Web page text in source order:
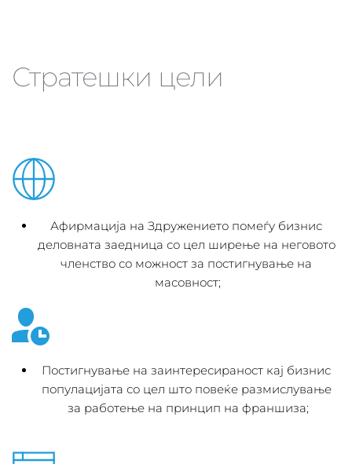
Стратешки цели
Афирмација на Здружението помеѓу бизнис
деловната заедница со цел ширење на неговото
членство со можност за постигнување на
масовност;
Постигнување на заинтересираност кај бизнис
популацијата со цел што повеќе размислување
за работење на принцип на франшиза;